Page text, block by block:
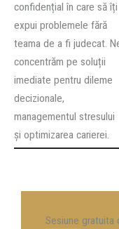
confidențial în care să îți
expui problemele fără
teama de a fi judecat.
concentrăm pe soluții
imediate pentru dileme
decizionale,
managementul stresului
și optimizarea carierei.
Sesiune gratuita